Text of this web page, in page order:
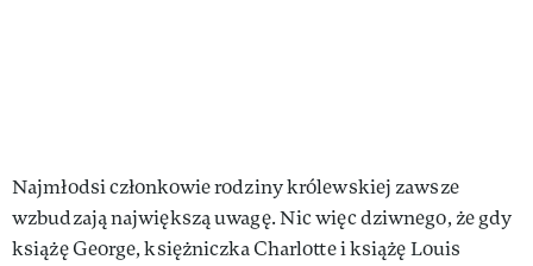
Najmłodsi członkowie rodziny królewskiej zawsze
wzbudzają największą uwagę. Nic więc dziwnego, że gdy
książę George, księżniczka Charlotte i książę Louis